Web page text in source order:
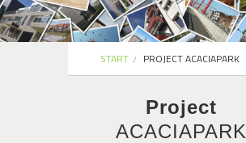
Stabiliteit
Infrastructuur
START PROJECT ACACIAPARK
Project
ACACIAPARK